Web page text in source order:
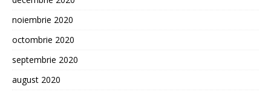
noiembrie 2020
octombrie 2020
septembrie 2020
august 2020